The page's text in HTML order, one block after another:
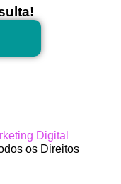
Digital
os Direitos